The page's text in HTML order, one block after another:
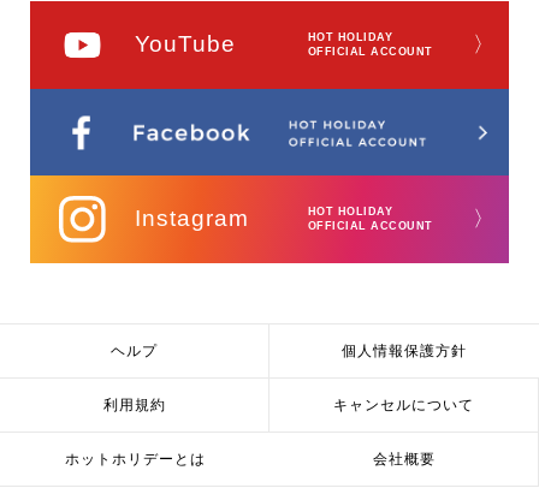
YouTube
HOT HOLIDAY
OFFICIAL ACCOUNT
〉
Instagram
HOT HOLIDAY
OFFICIAL ACCOUNT
〉
ヘルプ 個人情報保護方針
利用規約 キャンセルについて
ホットホリデーとは 会社概要